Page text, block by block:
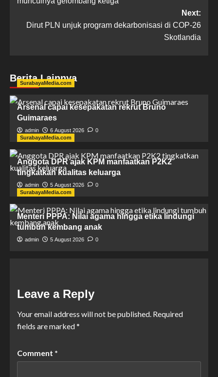
Next:
Dirut PLN unjuk program dekarbonisasi di COP-26
Skotlandia
Berita Lainnya
SurabayaMedia.com
Arsenal capai kesepakatan rekrut Bruno
Guimaraes
admin 6 August 2026
0
SurabayaMedia.com
Anggota DPR ajak KPM manfaatkan P2K2
tingkatkan kualitas keluarga
admin 5 August 2026
0
SurabayaMedia.com
Menteri PPPA: Nilai agama hingga etika lindungi
tumbuh kembang anak
admin 5 August 2026 0
Leave a Reply
Your email address will not be published. Required
fields are marked*
Comment *